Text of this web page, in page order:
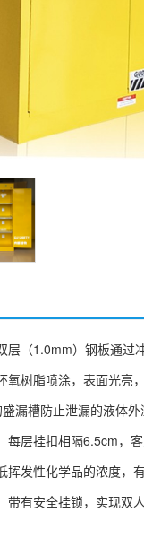
层（1.0mm）钢板通
氧树脂喷涂，表面光亮
漏槽防止泄漏的液体
每层挂扣相隔6.5cm，
挥发性化学品的浓度，
有安全挂锁，实现双